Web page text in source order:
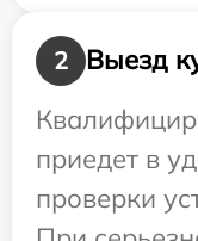
2
Выезд
приедет в
проверки